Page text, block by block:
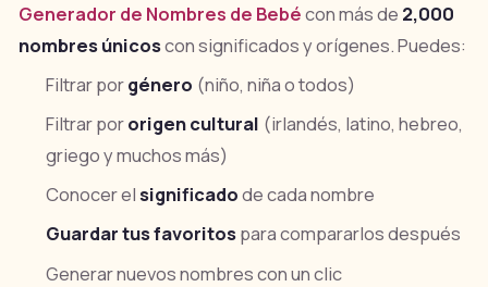
Generador de Nombres de Bebécon más de 2,000
nombres únicoscon significados y orígenes. Puedes:
Filtrar porgénero (niño, niña o todos)
Filtrar pororigen cultural (irlandés, latino, hebreo,
griego y muchos más)
Conocer elsignificadode cada nombre
Guardar tus favoritospara compararlos después
Generar nuevos nombres con un clic